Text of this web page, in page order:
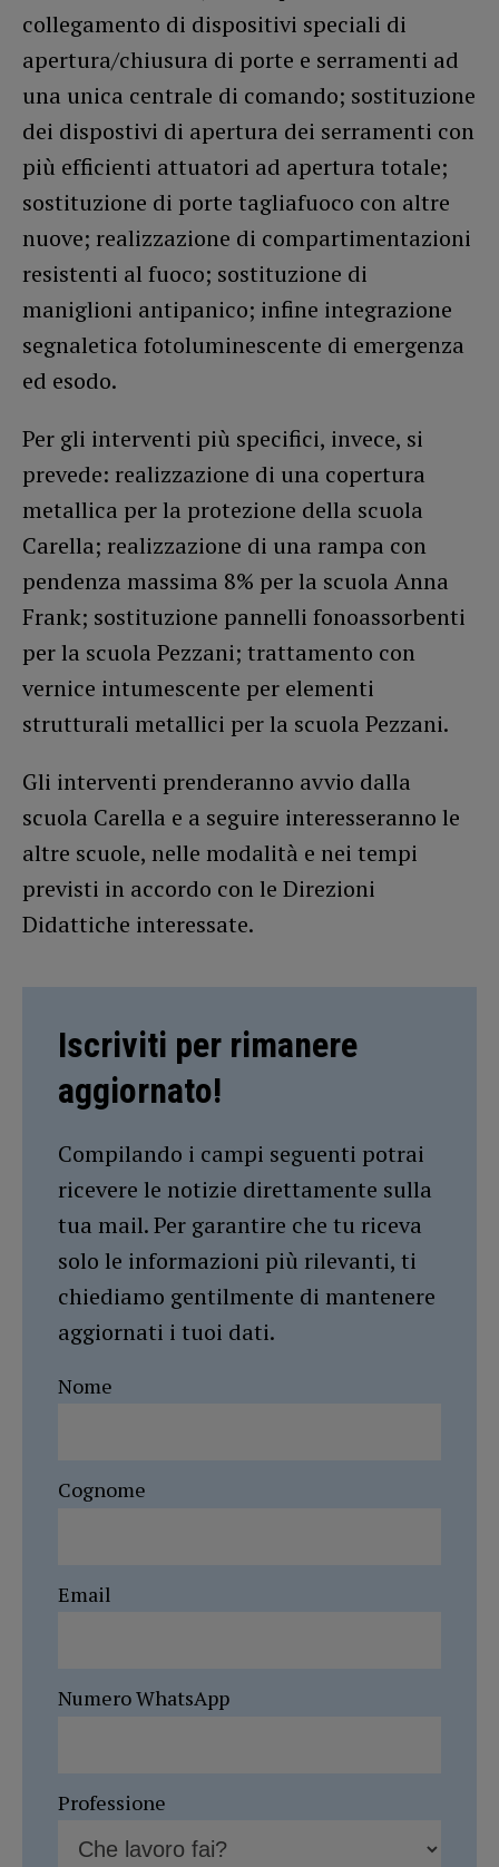
collegamento di dispositivi speciali di
apertura/chiusura di porte e serramenti ad
una unica centrale di comando; sostituzione
dei dispostivi di apertura dei serramenti con
più efficienti attuatori ad apertura totale;
sostituzione di porte tagliafuoco con altre
nuove; realizzazione di compartimentazioni
resistenti al fuoco; sostituzione di
maniglioni antipanico; infine integrazione
segnaletica fotoluminescente di emergenza
ed esodo.
Per gli interventi più specifici, invece, si
prevede: realizzazione di una copertura
metallica per la protezione della scuola
Carella; realizzazione di una rampa con
pendenza massima 8% per la scuola Anna
Frank; sostituzione pannelli fonoassorbenti
per la scuola Pezzani; trattamento con
vernice intumescente per elementi
strutturali metallici per la scuola Pezzani.
Gli interventi prenderanno avvio dalla
scuola Carella e a seguire interesseranno le
altre scuole, nelle modalità e nei tempi
previsti in accordo con le Direzioni
Didattiche interessate.
Iscriviti per rimanere
aggiornato!
Compilando i campi seguenti potrai
ricevere le notizie direttamente sulla
tua mail. Per garantire che tu riceva
solo le informazioni più rilevanti, ti
chiediamo gentilmente di mantenere
aggiornati i tuoi dati.
Nome
Cognome
Email
Numero WhatsApp
Professione